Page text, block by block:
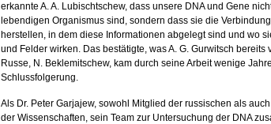
erkannte A. A. Lubischtschew, dass unsere DNA und Gene
lebendigen Organismus sind, sondern dass sie die
herstellen, in dem diese Informationen abgelegt sind und wo
und Felder wirken. Das bestätigte, was A. G. Gurwitsch
Russe, N. Beklemitschew, kam durch seine Arbeit wenige
Schlussfolgerung.
Als Dr. Peter Garjajew, sowohl Mitglied der russischen als
der Wissenschaften, sein Team zur Untersuchung der DNA